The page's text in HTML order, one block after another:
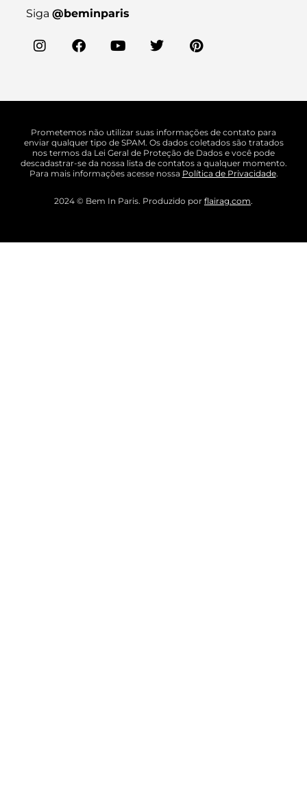
Siga @beminparis
Prometemos não utilizar suas informações de contato para
enviar qualquer tipo de SPAM. Os dados coletados são tratados
nos termos da Lei Geral de Proteção de Dados e você pode
descadastrar-se da nossa lista de contatos a qualquer momento.
Para mais informações acesse nossa Política de Privacidade.
2024 © Bem In Paris. Produzido por flairag.com.